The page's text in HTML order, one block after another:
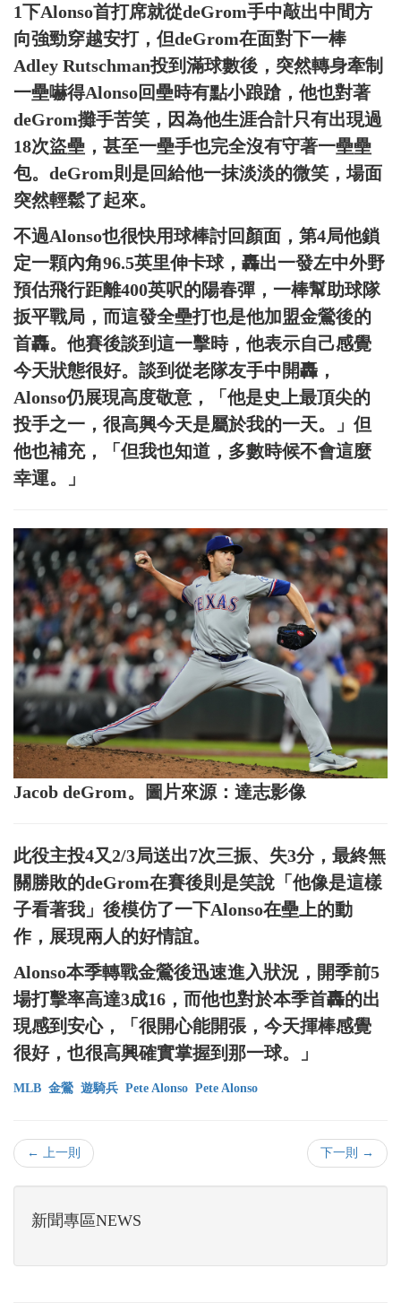
1下Alonso首打席就從deGrom手中敲出中間方
向強勁穿越安打，但deGrom在面對下一棒
Adley Rutschman投到滿球數後，突然轉身牽制
一壘嚇得Alonso回壘時有點小踉蹌，他也對著
deGrom攤手苦笑，因為他生涯合計只有出現過
18次盜壘，甚至一壘手也完全沒有守著一壘壘
包。deGrom則是回給他一抹淡淡的微笑，場面
突然輕鬆了起來。
不過Alonso也很快用球棒討回顏面，第4局他鎖
定一顆內角96.5英里伸卡球，轟出一發左中外野
預估飛行距離400英呎的陽春彈，一棒幫助球隊
扳平戰局，而這發全壘打也是他加盟金鶯後的
首轟。他賽後談到這一擊時，他表示自己感覺
今天狀態很好。談到從老隊友手中開轟，
Alonso仍展現高度敬意，「他是史上最頂尖的
投手之一，很高興今天是屬於我的一天。」但
他也補充，「但我也知道，多數時候不會這麼
幸運。」
Jacob deGrom。圖片來源：達志影像
此役主投4又2/3局送出7次三振、失3分，最終無
關勝敗的deGrom在賽後則是笑說「他像是這樣
子看著我」後模仿了一下Alonso在壘上的動
作，展現兩人的好情誼。
Alonso本季轉戰金鶯後迅速進入狀況，開季前5
場打擊率高達3成16，而他也對於本季首轟的出
現感到安心，「很開心能開張，今天揮棒感覺
很好，也很高興確實掌握到那一球。」
MLB 金鶯 遊騎兵 Pete Alonso Pete Alonso
← 上一則 下一則 →
新聞專區NEWS